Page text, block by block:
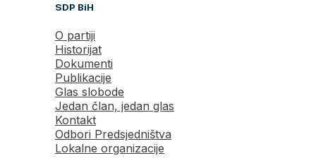
SDP BiH
O partiji
Historijat
Dokumenti
Publikacije
Glas slobode
Jedan član, jedan glas
Kontakt
Odbori Predsjedništva
Lokalne organizacije